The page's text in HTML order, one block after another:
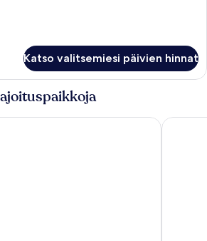
Katso valitsemiesi päivien hinnat